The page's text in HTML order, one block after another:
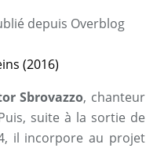
depuis Overblog
Sbrovazzo, chanteur
suite à la sortie de
il incorpore au projet